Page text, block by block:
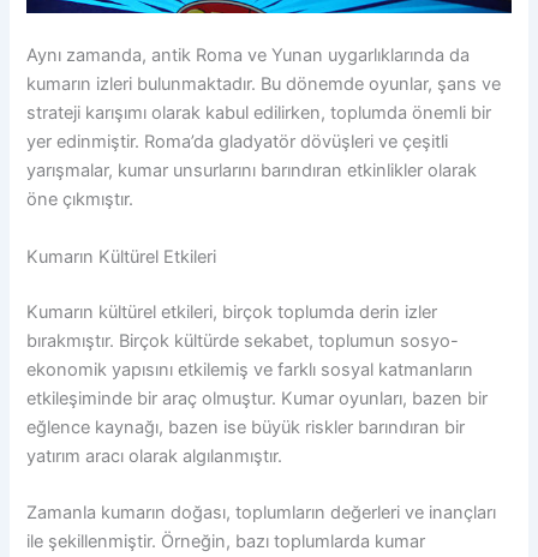
Aynı zamanda, antik Roma ve Yunan uygarlıklarında da
kumarın izleri bulunmaktadır. Bu dönemde oyunlar, şans ve
strateji karışımı olarak kabul edilirken, toplumda önemli bir
yer edinmiştir. Roma’da gladyatör dövüşleri ve çeşitli
yarışmalar, kumar unsurlarını barındıran etkinlikler olarak
öne çıkmıştır.
Kumarın Kültürel Etkileri
Kumarın kültürel etkileri, birçok toplumda derin izler
bırakmıştır. Birçok kültürde sekabet, toplumun sosyo-
ekonomik yapısını etkilemiş ve farklı sosyal katmanların
etkileşiminde bir araç olmuştur. Kumar oyunları, bazen bir
eğlence kaynağı, bazen ise büyük riskler barındıran bir
yatırım aracı olarak algılanmıştır.
Zamanla kumarın doğası, toplumların değerleri ve inançları
ile şekillenmiştir. Örneğin, bazı toplumlarda kumar